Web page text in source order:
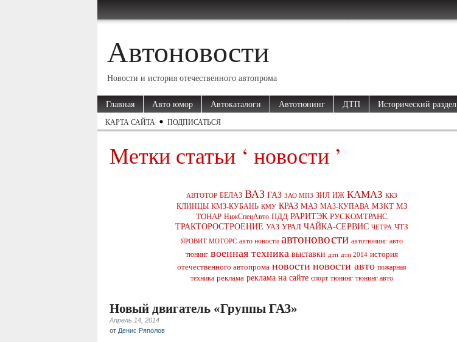
Автоновости
Новости и история отечественного автопрома
Главная Авто юмор Автокаталоги Автотюнинг ДТП Исторический раздел
КАРТА САЙТА ПОДПИСАТЬСЯ
Метки статьи ‘ новости ’
АВТОТОР БЕЛАЗ ВАЗ ГАЗ ЗАО МПЗ ЗИЛ ИЖ КАМАЗ ККЗ
КЛИНЦЫ КМЗ-КУБАНЬ КМУ КРАЗ МАЗ МАЗ-КУПАВА МЗКТ МЗ
ТОНАР НижСпецАвто ПДД РАРИТЭК РУСКОМТРАНС
ТРАКТОРОСТРОЕНИЕ УАЗ УРАЛ ЧАЙКА-СЕРВИС ЧЕТРА ЧТЗ
ЯРОВИТ МОТОРС авто новости автоновости автотюнинг авто
тюнинг военная техника выставки дтп дтп 2014 история
отечественного автопрома новости новости авто пожарная
техника реклама реклама на сайте спорт тюнинг тюнинг авто
Новый двигатель «Группы ГАЗ»
Апрель 14, 2014
от Денис Ряполов